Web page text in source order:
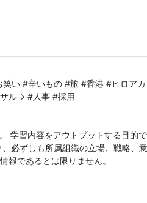
い #辛いもの #旅 #香港 #ヒロア
ル→ #人事 #採用
学習内容をアウトプットする目的
必ずしも所属組織の立場、戦略、
報であるとは限りません。